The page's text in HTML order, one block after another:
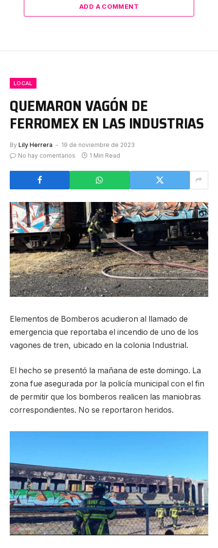
ADD A COMMENT
LOCAL
QUEMARON VAGÓN DE
FERROMEX EN LAS INDUSTRIAS
By Lily Herrera
19 de noviembre de 2023
No hay comentarios
1 Min Read
Elementos de Bomberos acudieron al llamado de
emergencia que reportaba el incendio de uno de los
vagones de tren, ubicado en la colonia Industrial.
El hecho se presentó la mañana de este domingo. La
zona fue asegurada por la policía municipal con el fin
de permitir que los bomberos realicen las maniobras
correspondientes. No se reportaron heridos.